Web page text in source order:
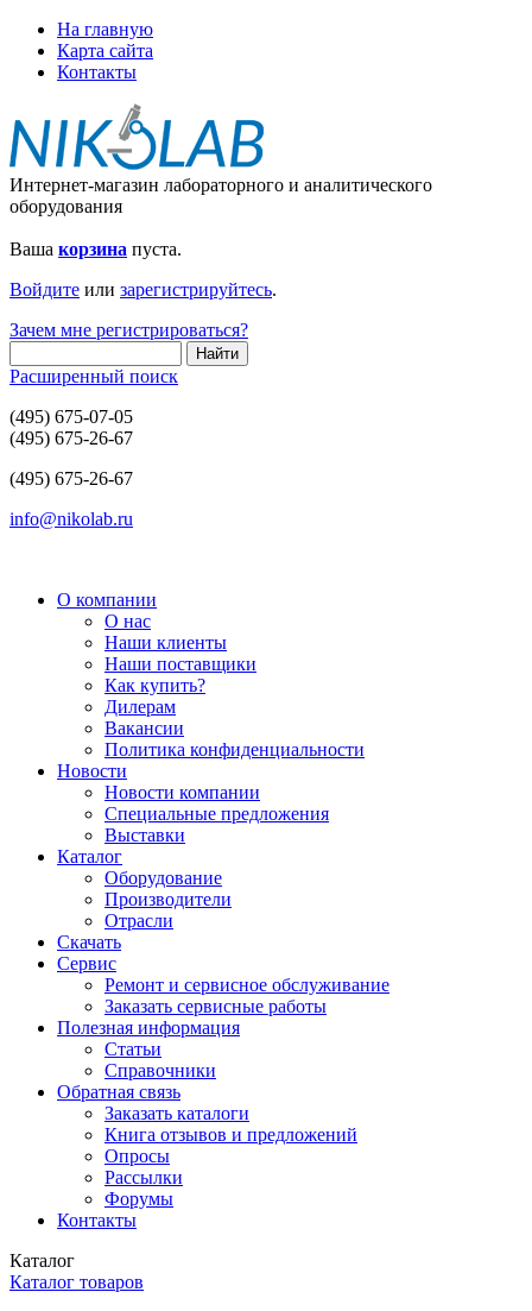
На главную
Карта сайта
Контакты
Интернет-магазин лабораторного и аналитического
оборудования
Ваша корзина пуста.
Войдите или зарегистрируйтесь.
Зачем мне регистрироваться?
Расширенный поиск
(495) 675-07-05
(495) 675-26-67
(495) 675-26-67
info@nikolab.ru
О компании
О нас
Наши клиенты
Наши поставщики
Как купить?
Дилерам
Вакансии
Политика конфиденциальности
Новости
Новости компании
Специальные предложения
Выставки
Каталог
Оборудование
Производители
Отрасли
Скачать
Сервис
Ремонт и сервисное обслуживание
Заказать сервисные работы
Полезная информация
Статьи
Справочники
Обратная связь
Заказать каталоги
Книга отзывов и предложений
Опросы
Рассылки
Форумы
Контакты
Каталог
Каталог товаров